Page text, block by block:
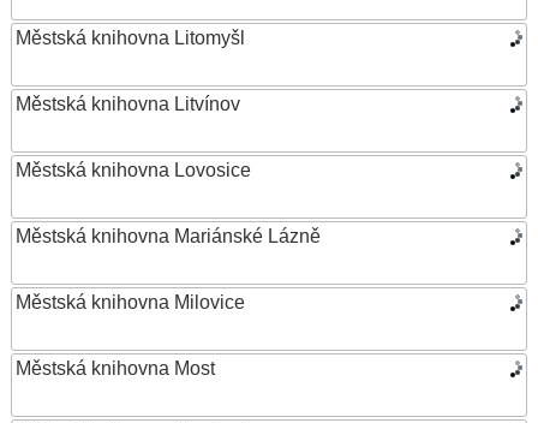
Městská knihovna Litomyšl
Městská knihovna Litvínov
Městská knihovna Lovosice
Městská knihovna Mariánské Lázně
Městská knihovna Milovice
Městská knihovna Most